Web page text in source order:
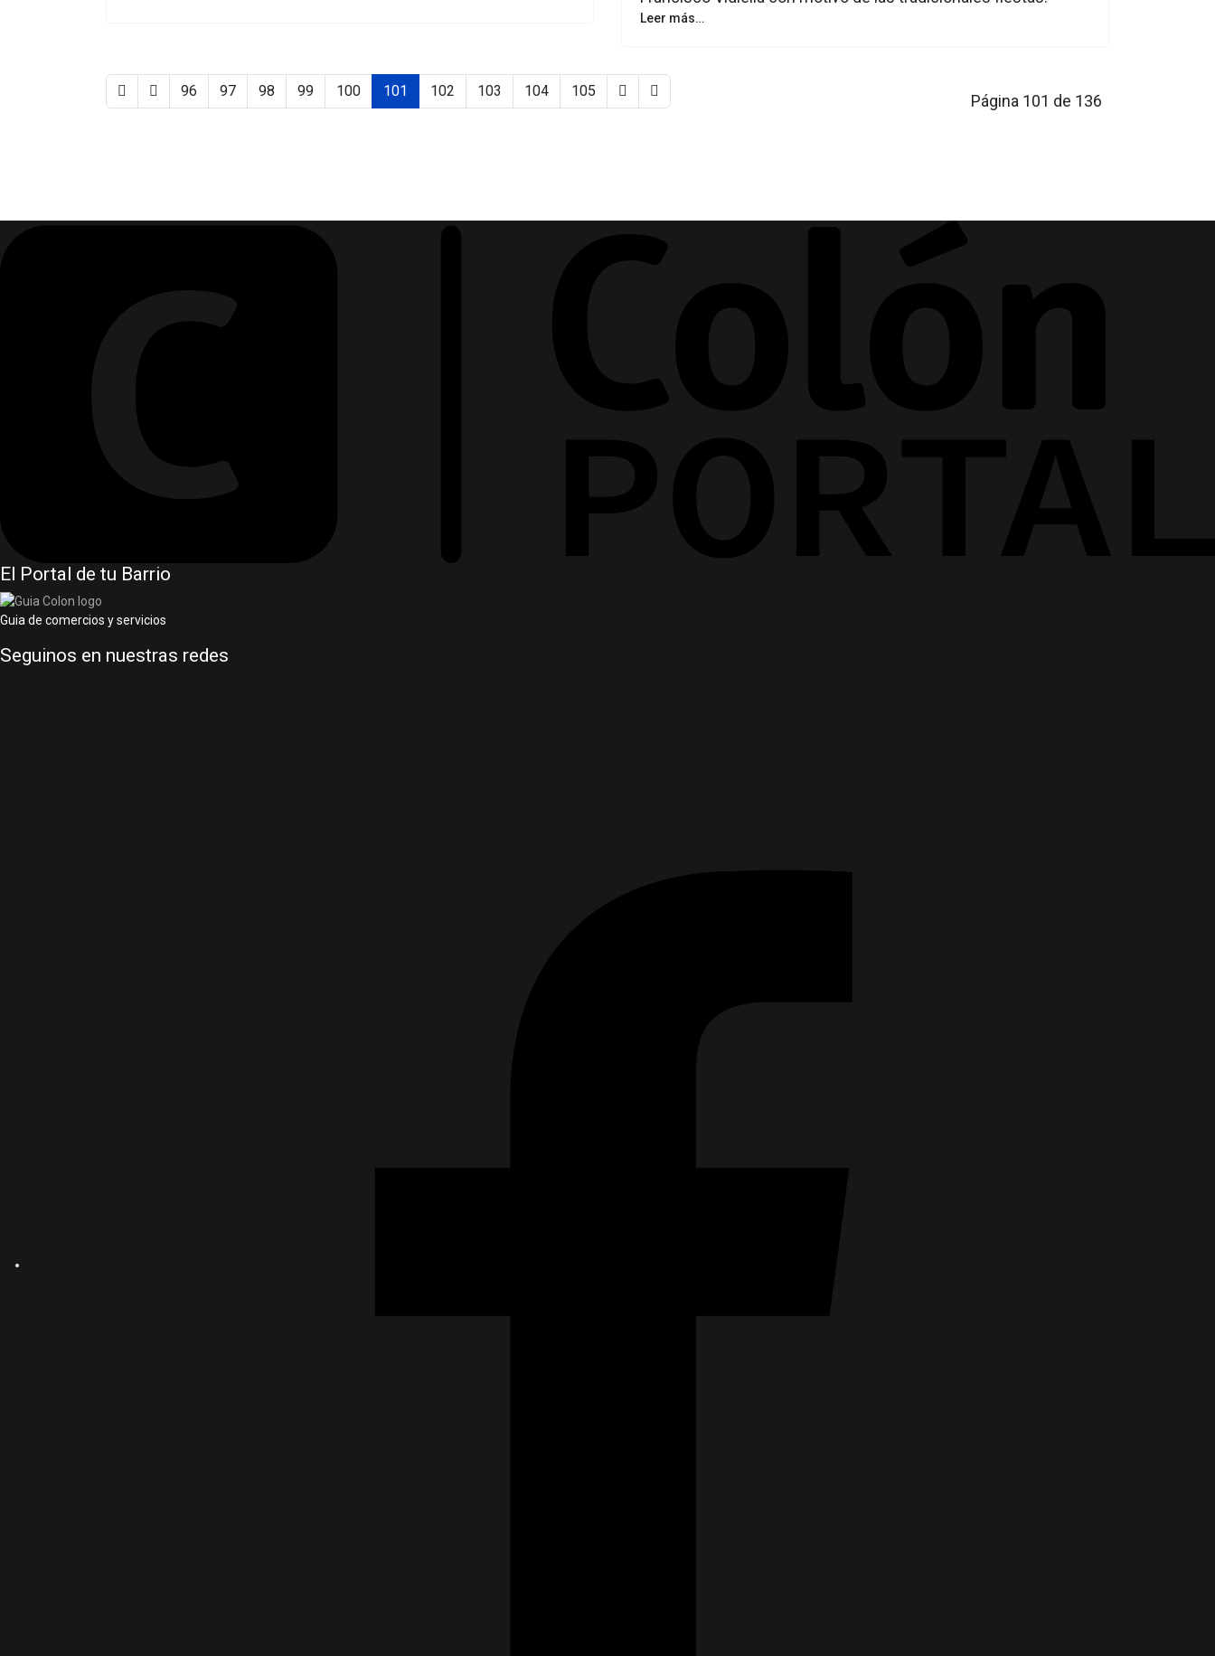
Leer más…
Página 101 de 136
96 97 98 99 100 101 102 103 104 105
El Portal de tu Barrio
Guia de comercios y servicios
Seguinos en nuestras redes